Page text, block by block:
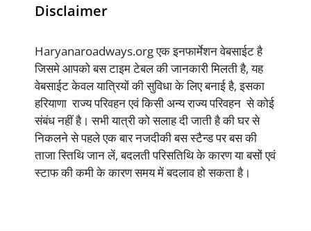
Disclaimer
Haryanaroadways.org एक इनफार्मेशन वेबसाईट है
जिसमे आपको बस टाइम टेबल की जानकारी मिलती है, यह
वेबसाईट केवल यात्रियों की सुविधा के लिए बनाई है, इसका
हरियाणा राज्य परिवहन एवं किसी अन्य राज्य परिवहन से कोई
संबंध नहीं है। सभी यात्री को सलाह दी जाती है की घर से
निकलने से पहले एक बार नजदीकी बस स्टैन्ड पर बस की
ताजा स्तिथि जान लें, बदलती परिसतिथि के कारण या बसों एवं
स्टाफ की कमी के कारण समय में बदलाव हो सकता है।